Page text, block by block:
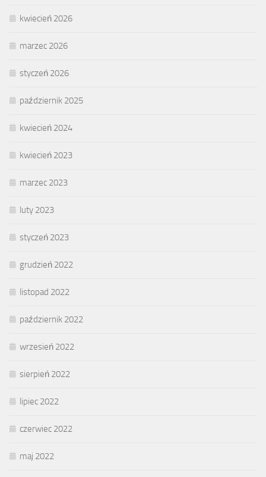
kwiecień 2026
marzec 2026
styczeń 2026
październik 2025
kwiecień 2024
kwiecień 2023
marzec 2023
luty 2023
styczeń 2023
grudzień 2022
listopad 2022
październik 2022
wrzesień 2022
sierpień 2022
lipiec 2022
czerwiec 2022
maj 2022